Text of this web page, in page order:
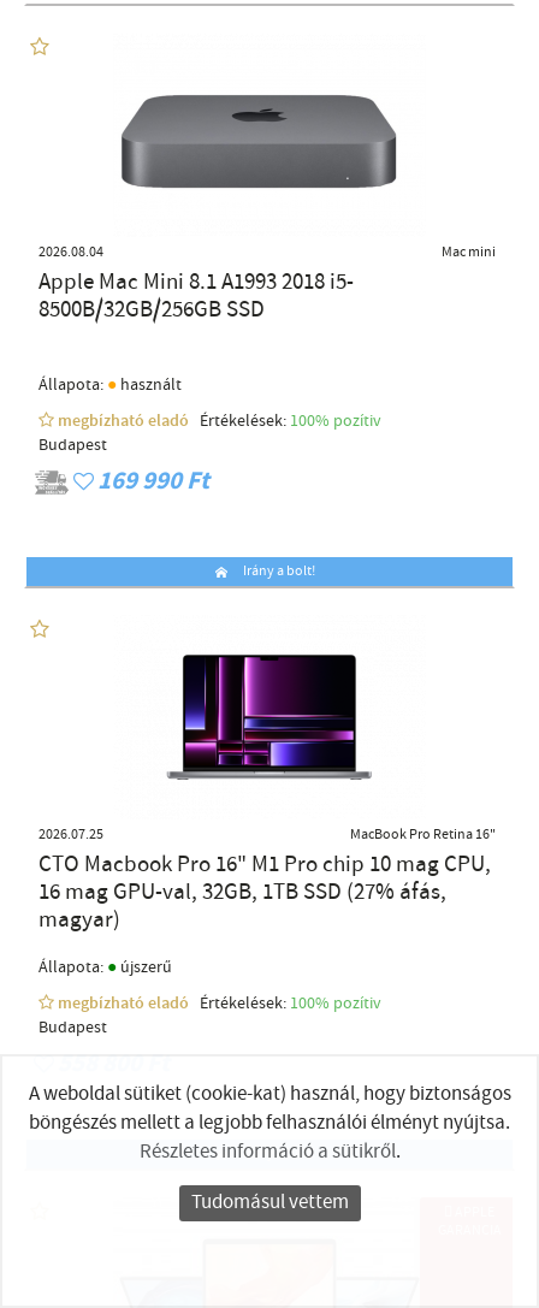
2026.08.04 Mac mini
Apple Mac Mini 8.1 A1993 2018 i5-
8500B/32GB/256GB SSD
Állapota: ● használt
megbízható eladó
Értékelések: 100% pozítiv
Budapest
169 990 Ft
Irány a bolt!
2026.07.25 MacBook Pro Retina 16"
CTO Macbook Pro 16" M1 Pro chip 10 mag CPU,
16 mag GPU-val, 32GB, 1TB SSD (27% áfás,
magyar)
Állapota: ● újszerű
megbízható eladó
Értékelések: 100% pozítiv
Budapest
Irány a bolt!
A weboldal sütiket (cookie-kat) használ, hogy biztonságos
böngészés mellett a legjobb felhasználói élményt nyújtsa.
Részletes információ a sütikről.
Tudomásul vettem